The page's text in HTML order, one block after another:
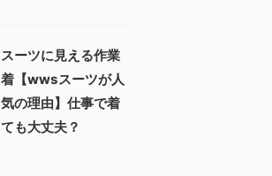
スーツに見える作業
着【wwsスーツが人
気の理由】仕事で着
ても大丈夫？